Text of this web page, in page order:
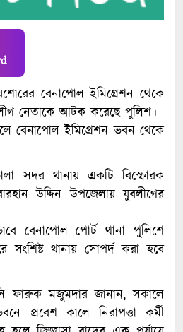
বেনাপোল ইমিগ্রেশন থেকে
নেতাকে আটক করেছে পুলিশ।
বেনাপোল ইমিগ্রেশন ভবন থেকে
সদর থানায় একটি বিস্ফোরক
উদ্দিন উপজেলায় যুবলীগের
বেনাপোল পোর্ট থানা পুলিশে
সংশিষ্ট থানায় সোপর্দ করা হবে
ফারুক মজুমদার জানান, সকালে
প্রবেশ কালে নিরাপত্তা কর্মী